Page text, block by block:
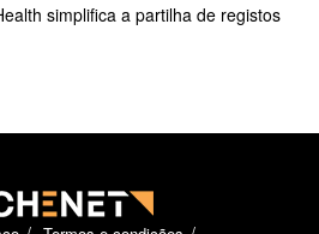
simplifica a partilha de registos